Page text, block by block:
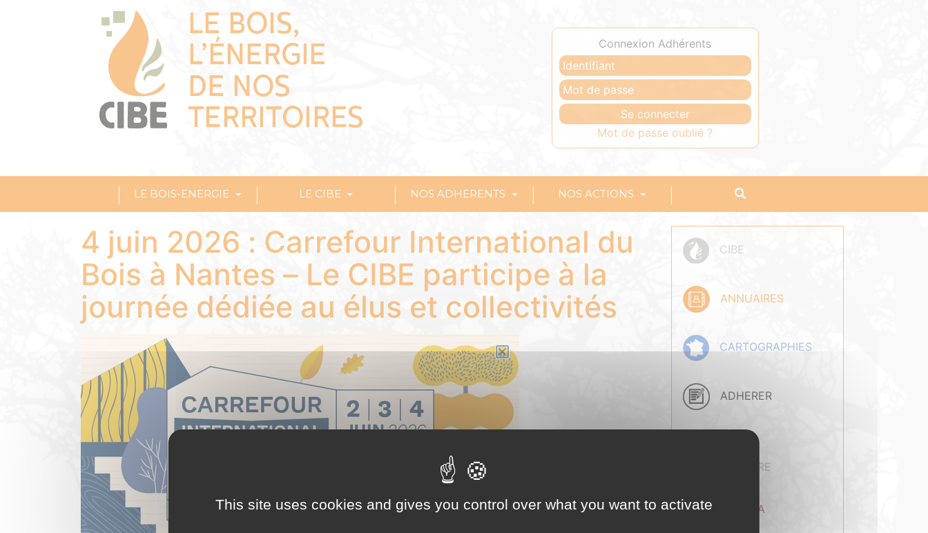
Connexion Adhérents
Mot de passe oublié ?
LE BOIS-ENERGIE LE CIBE NOS ADHERENTS NOS ACTIONS
4 juin 2026 : Carrefour International du
Bois à Nantes – Le CIBE participe à la
journée dédiée au élus et collectivités
CIBE
ANNUAIRES
CARTOGRAPHIES
ADHERER
DOCUMENTAIRE
AGENDA
This site uses cookies and gives you control over what you want to activate